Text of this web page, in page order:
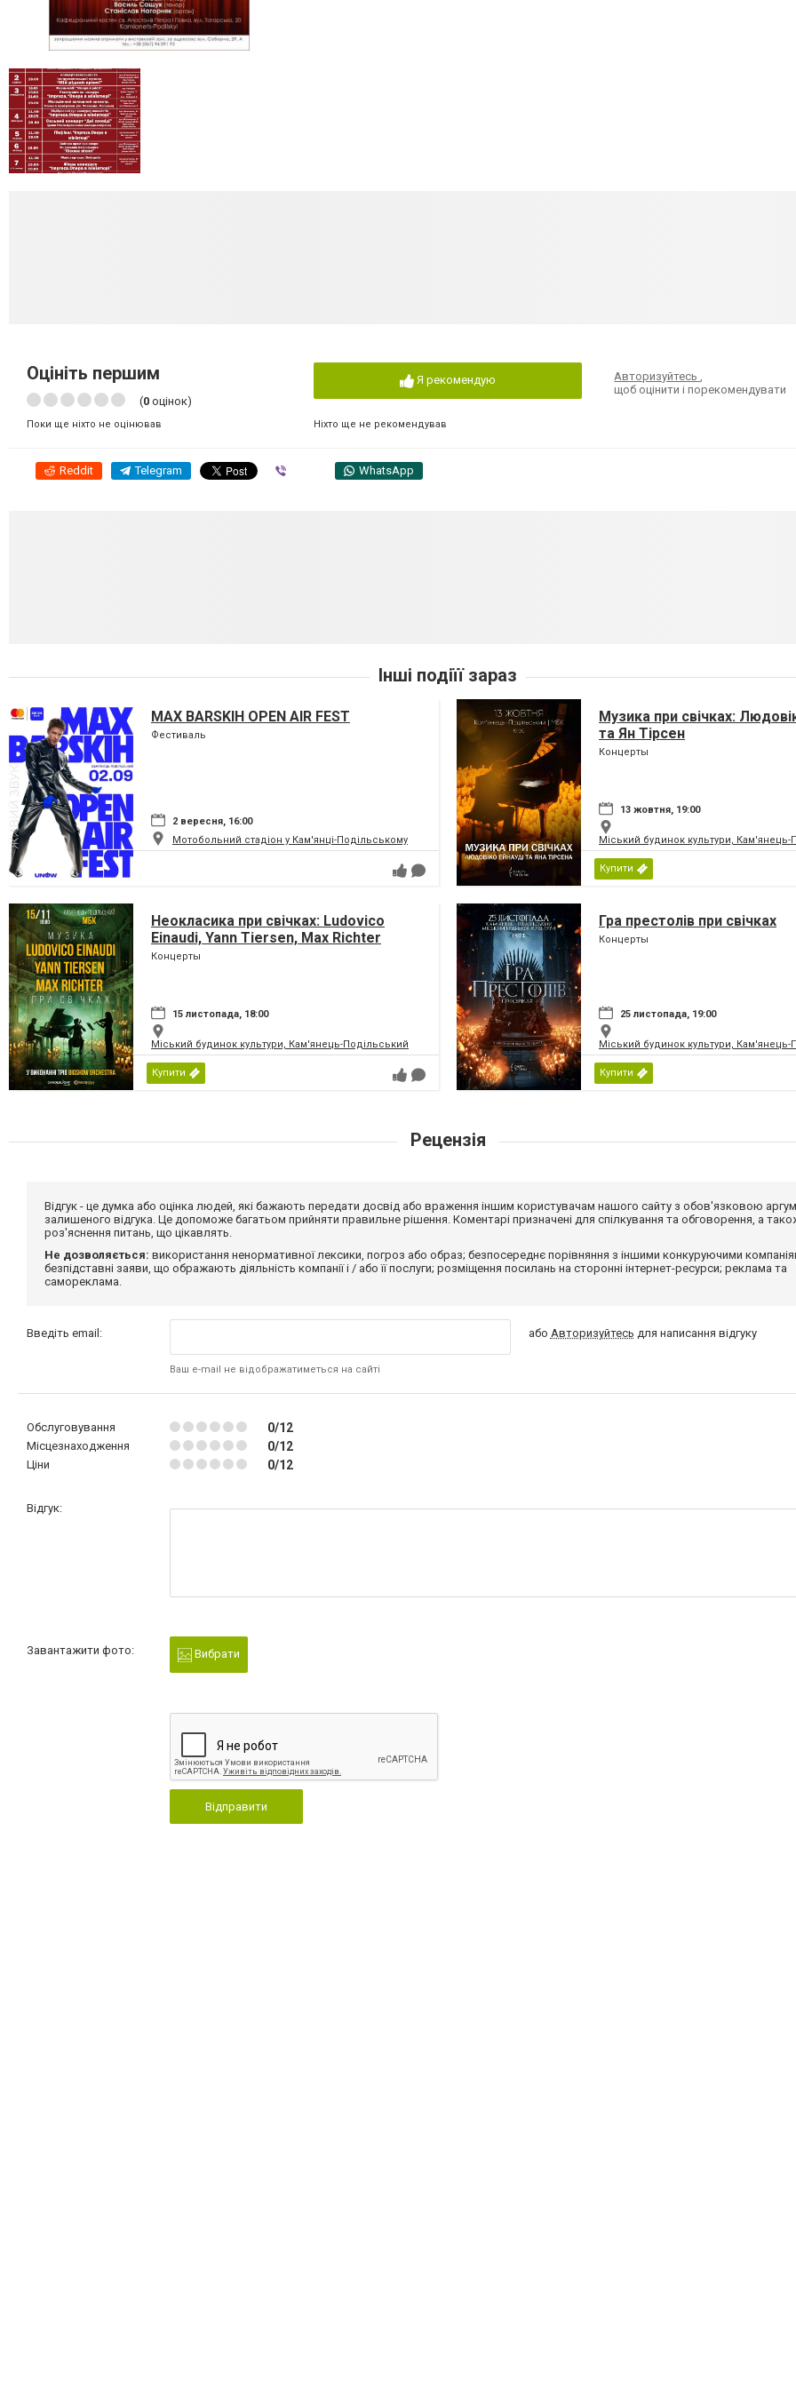
Оцініть першим
(0 оцінок)
Поки ще ніхто не оцінював
Я рекомендую
Ніхто ще не рекомендував
Авторизуйтесь,
щоб оцінити і порекомендувати
Reddit Telegram WhatsApp
Інші подіїї зараз
MAX BARSKIH OPEN AIR FEST
Фестиваль
2 вересня, 16:00
Мотобольний стадіон у Кам'янці-Подільському
Музика при свічках:
та Ян Тірсен
Концерты
13 жовтня, 19:00
Міський будинок культури, Кам'янець-
Купити
Неокласика при свічках: Ludovico
Einaudi, Yann Tiersen, Max Richter
Концерты
15 листопада, 18:00
Міський будинок культури, Кам'янець-Подільський
Купити
Гра престолів при свічках
Концерты
25 листопада, 19:00
Міський будинок культури, Кам'янець-
Купити
Рецензія
Відгук - це думка або оцінка людей, які бажають передати досвід або враження іншим користувачам нашого сайту з обов'язковою
залишеного відгука. Це допоможе багатьом прийняти правильне рішення. Коментарі призначені для спілкування та обговорення, а
роз'яснення питань, що цікавлять.
Не дозволяється: використання ненормативної лексики, погроз або образ; безпосереднє порівняння з іншими конкуруючими
безпідставні заяви, що ображають діяльність компанії і / або її послуги; розміщення посилань на сторонні інтернет-ресурси; реклама та
самореклама.
Введіть email:
Ваш e-mail не відображатиметься на сайті
або Авторизуйтесь для написання відгуку
Обслуговування 0/12
Місцезнаходження 0/12
Ціни 0/12
Відгук:
Завантажити фото: Вибрати
Відправити